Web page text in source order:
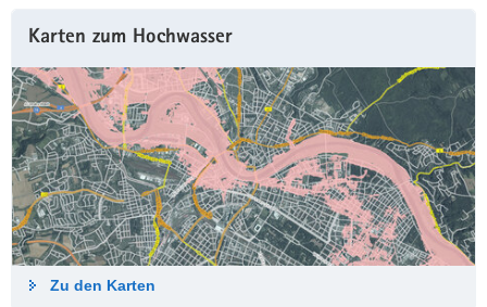
Karten zum Hochwasser
Zu den Karten